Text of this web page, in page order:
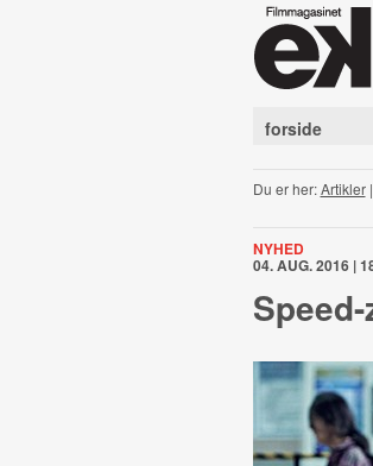
forside
Du er her:Artikler|
NYHED
04. AUG. 2016 |